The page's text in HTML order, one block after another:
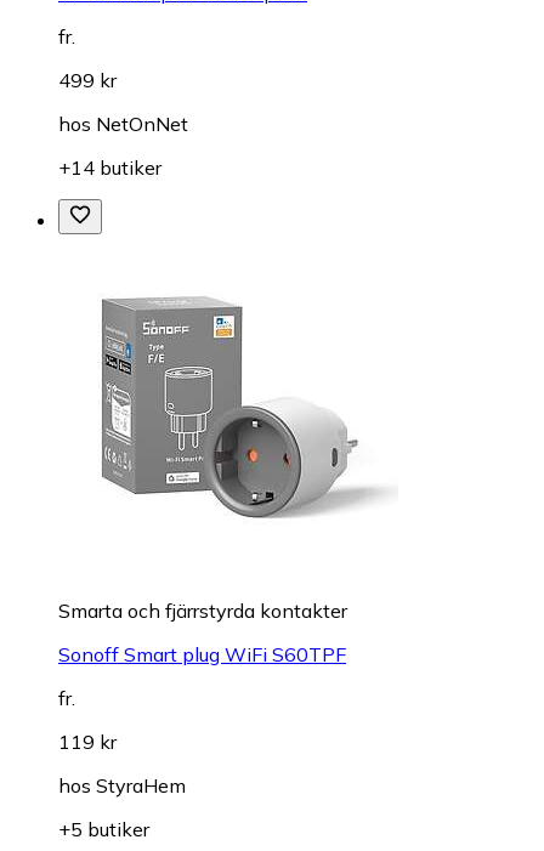
fr.
499 kr
hos NetOnNet
+14 butiker
Smarta och fjärrstyrda kontakter
Sonoff Smart plug WiFi S60TPF
fr.
119 kr
hos StyraHem
+5 butiker